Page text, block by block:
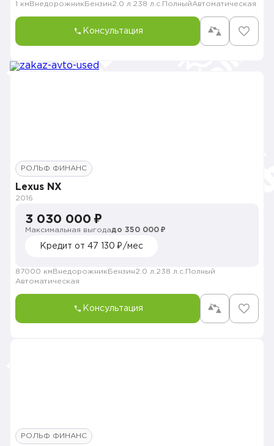
1 км Внедорожник Бензин2.0 л. 238 л.с. ПолныйАвтоматическая
Консультация
РОЛЬФ ФИНАНС
Lexus NX
2016
3 030 000 ₽
Максимальная выгодадо 350 000 ₽
Кредит от 47 130 ₽/мес
87000 км Внедорожник Бензин2.0 л. 238 л.с. Полный
Автоматическая
Консультация
РОЛЬФ ФИНАНС